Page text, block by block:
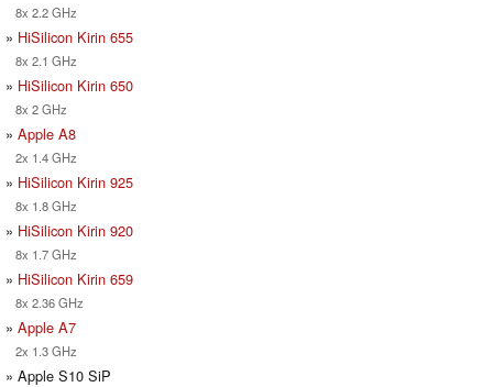
8x 2.2 GHz
» HiSilicon Kirin 655
8x 2.1 GHz
» HiSilicon Kirin 650
8x 2 GHz
» Apple A8
2x 1.4 GHz
» HiSilicon Kirin 925
8x 1.8 GHz
» HiSilicon Kirin 920
8x 1.7 GHz
» HiSilicon Kirin 659
8x 2.36 GHz
» Apple A7
2x 1.3 GHz
» Apple S10 SiP